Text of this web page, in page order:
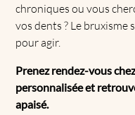
chroniques ou vous
vos dents ? Le bruxisme
pour agir.
Prenez rendez-vous
personnalisée et
apaisé.